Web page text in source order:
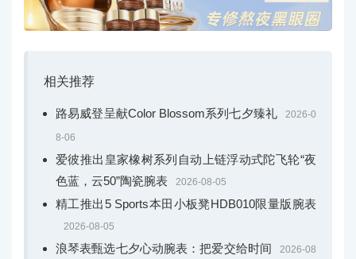
限量版中，「暖橙」熊猫是为2025年锡尔夫雷塔经典
汽车拉力赛推出，独特的暖橙色表盘温暖而富有活力。
「观澜」灵感源自1980年代意大利拉力赛车涂装，山霭蓝
与星芒黄撞色，兼具沉静与热情。
相关推荐
路易威登呈献Color Blossom系列七夕臻礼 2026-0
8-06
爱彼推出皇家橡树系列自动上链浮动式陀飞轮“夜
色蓝，云50”陶瓷腕表
2026-08-05
精工推出5 Sports本田小板凳HDB010限量版腕表
2026-08-05
浪琴表甄选七夕心动腕表：把爱交给时间 2026-08